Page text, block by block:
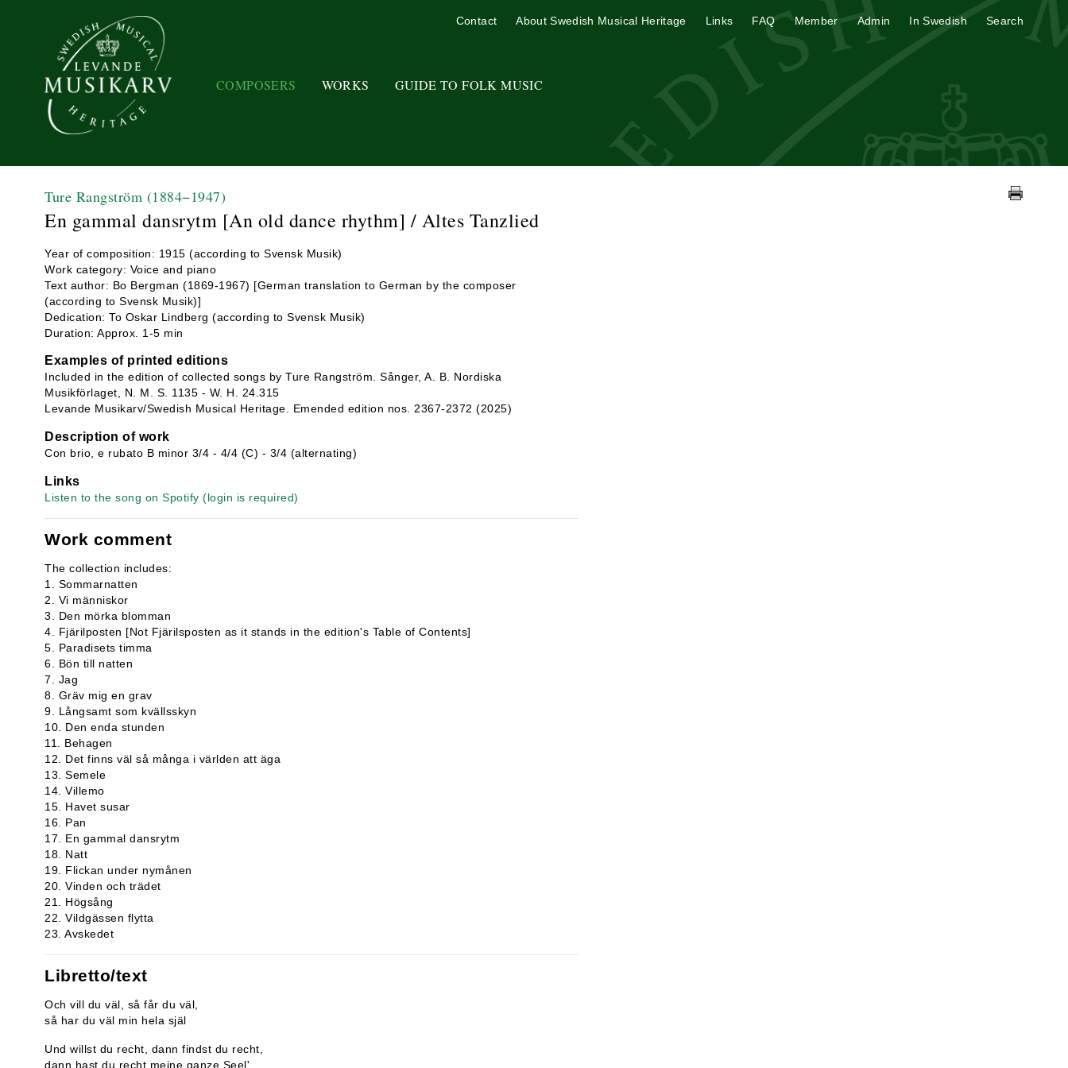
COMPOSERS WORKS GUIDE TO FOLK MUSIC
Contact About Swedish Musical Heritage Links FAQ Member Admin In Swedish Search
Ture Rangström (1884−1947)
En gammal dansrytm [An old dance rhythm] / Altes Tanzlied
Year of composition: 1915 (according to Svensk Musik)
Work category: Voice and piano
Text author: Bo Bergman (1869-1967) [German translation to German by the composer
(according to Svensk Musik)]
Dedication: To Oskar Lindberg (according to Svensk Musik)
Duration: Approx. 1-5 min
Examples of printed editions
Included in the edition of collected songs by Ture Rangström. Sånger, A. B. Nordiska
Musikförlaget, N. M. S. 1135 - W. H. 24.315
Levande Musikarv/Swedish Musical Heritage. Emended edition nos. 2367-2372 (2025)
Description of work
Con brio, e rubato B minor 3/4 - 4/4 (C) - 3/4 (alternating)
Links
Listen to the song on Spotify (login is required)
Work comment
The collection includes:
1. Sommarnatten
2. Vi människor
3. Den mörka blomman
4. Fjärilposten [Not Fjärilsposten as it stands in the edition's Table of Contents]
5. Paradisets timma
6. Bön till natten
7. Jag
8. Gräv mig en grav
9. Långsamt som kvällsskyn
10. Den enda stunden
11. Behagen
12. Det finns väl så många i världen att äga
13. Semele
14. Villemo
15. Havet susar
16. Pan
17. En gammal dansrytm
18. Natt
19. Flickan under nymånen
20. Vinden och trädet
21. Högsång
22. Vildgässen flytta
23. Avskedet
Libretto/text
Och vill du väl, så får du väl,
så har du väl min hela själ
Und willst du recht, dann findst du recht,
dann hast du recht meine ganze Seel'